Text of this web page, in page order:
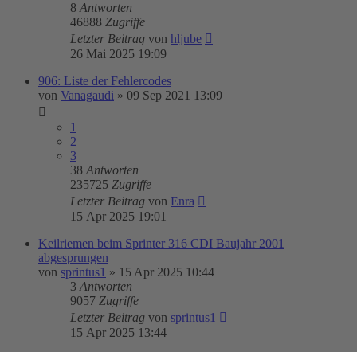
8 Antworten
46888 Zugriffe
Letzter Beitrag von hljube
26 Mai 2025 19:09
906: Liste der Fehlercodes
von Vanagaudi » 09 Sep 2021 13:09
1
2
3
38 Antworten
235725 Zugriffe
Letzter Beitrag von Enra
15 Apr 2025 19:01
Keilriemen beim Sprinter 316 CDI Baujahr 2001
abgesprungen
von sprintus1 » 15 Apr 2025 10:44
3 Antworten
9057 Zugriffe
Letzter Beitrag von sprintus1
15 Apr 2025 13:44